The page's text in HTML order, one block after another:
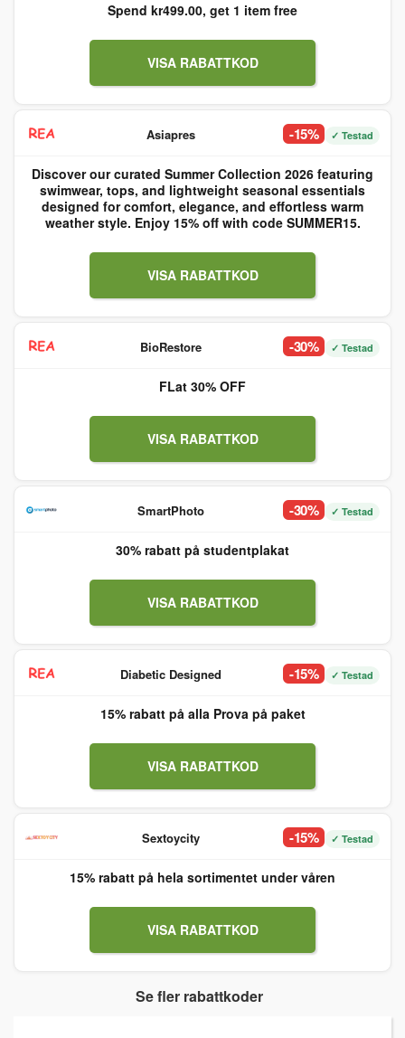
Spend kr499.00, get 1 item free
VISA RABATTKOD
Asiapres -15% ✓ Testad
Discover our curated Summer Collection 2026 featuring
swimwear, tops, and lightweight seasonal essentials
designed for comfort, elegance, and effortless warm
weather style. Enjoy 15% off with code SUMMER15.
VISA RABATTKOD
BioRestore -30% ✓ Testad
FLat 30% OFF
VISA RABATTKOD
SmartPhoto -30% ✓ Testad
30% rabatt på studentplakat
VISA RABATTKOD
Diabetic Designed -15% ✓ Testad
15% rabatt på alla Prova på paket
VISA RABATTKOD
Sextoycity -15% ✓ Testad
15% rabatt på hela sortimentet under våren
VISA RABATTKOD
Se fler rabattkoder